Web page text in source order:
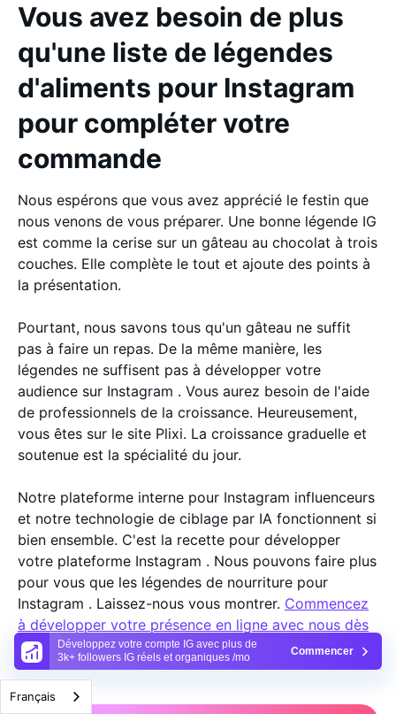
Développez votre compte IG avec plus de
3k+ followers IG réels et organiques /mo
Commencer
Vous avez besoin de plus
qu'une liste de légendes
d'aliments pour Instagram
pour compléter votre
commande
Nous espérons que vous avez apprécié le festin que
nous venons de vous préparer. Une bonne légende IG
est comme la cerise sur un gâteau au chocolat à trois
couches. Elle complète le tout et ajoute des points à
la présentation.
Pourtant, nous savons tous qu'un gâteau ne suffit
pas à faire un repas. De la même manière, les
légendes ne suffisent pas à développer votre
audience sur Instagram . Vous aurez besoin de l'aide
de professionnels de la croissance. Heureusement,
vous êtes sur le site Plixi. La croissance graduelle et
soutenue est la spécialité du jour.
Notre plateforme interne pour Instagram influenceurs
et notre technologie de ciblage par IA fonctionnent si
bien ensemble. C'est la recette pour développer
votre plateforme Instagram . Nous pouvons faire plus
pour vous que les légendes de nourriture pour
Instagram . Laissez-nous vous montrer. Commencez
à développer votre présence en ligne avec nous dès
aujourd'hui.
Français